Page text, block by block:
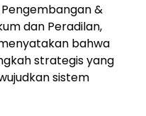
&
dan Peradilan,
bahwa
strategis yang
sistem